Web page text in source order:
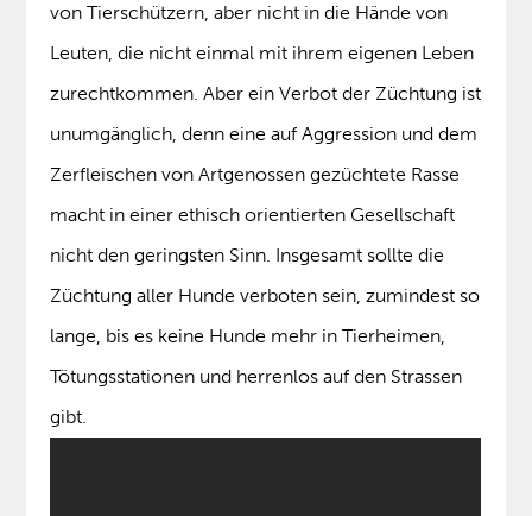
von Tierschützern, aber nicht in die Hände von
Leuten, die nicht einmal mit ihrem eigenen Leben
zurechtkommen. Aber ein Verbot der Züchtung ist
unumgänglich, denn eine auf Aggression und dem
Zerfleischen von Artgenossen gezüchtete Rasse
macht in einer ethisch orientierten Gesellschaft
nicht den geringsten Sinn. Insgesamt sollte die
Züchtung aller Hunde verboten sein, zumindest so
lange, bis es keine Hunde mehr in Tierheimen,
Tötungsstationen und herrenlos auf den Strassen
gibt.